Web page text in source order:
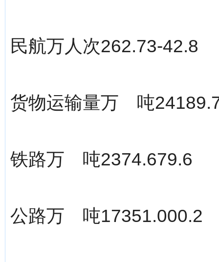
民航万人次262.73-42.8
货物运输量万 吨
铁路万 吨2374.679.6
公路万 吨17351.000.2